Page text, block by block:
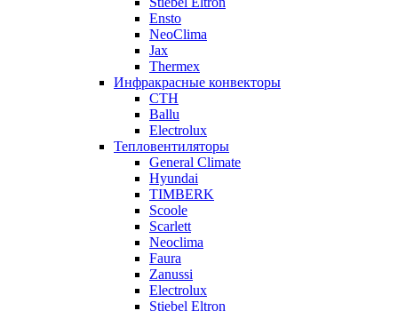
Ensto
NeoClima
Jax
Thermex
Инфракрасные конвекторы
CTH
Ballu
Electrolux
Тепловентиляторы
General Climate
Hyundai
TIMBERK
Scoole
Scarlett
Neoclima
Faura
Zanussi
Electrolux
Stiebel Eltron